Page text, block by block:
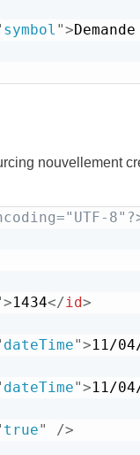
symbol ">
nouvellement
>1434</id>
dateTime">11/
dateTime">11/
true" />